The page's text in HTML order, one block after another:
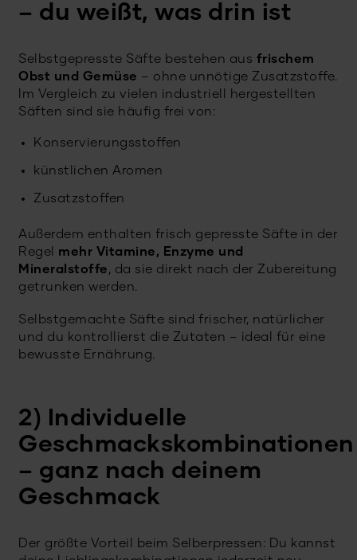
– du weißt, was drin ist
Selbstgepresste Säfte bestehen aus frischem
Obst und Gemüse – ohne unnötige Zusatzstoffe.
Im Vergleich zu vielen industriell hergestellten
Säften sind sie häufig frei von:
Konservierungsstoffen
künstlichen Aromen
Zusatzstoffen
Außerdem enthalten frisch gepresste Säfte in der
Regel mehr Vitamine, Enzyme und
Mineralstoffe, da sie direkt nach der Zubereitung
getrunken werden.
Selbstgemachte Säfte sind frischer, natürlicher
und du kontrollierst die Zutaten – ideal für eine
bewusste Ernährung.
2) Individuelle
Geschmackskombinationen
– ganz nach deinem
Geschmack
Der größte Vorteil beim Selberpressen: Du kannst